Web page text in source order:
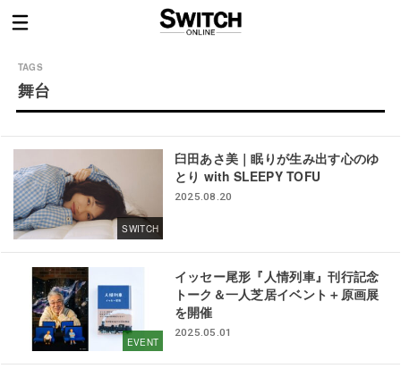
舞台
SWITCH
臼田あさ美｜眠りが生み出す心のゆ
とり with SLEEPY TOFU
2025.08.20
EVENT
イッセー尾形『人情列車』刊行記念
トーク＆一人芝居イベント＋原画展
を開催
2025.05.01